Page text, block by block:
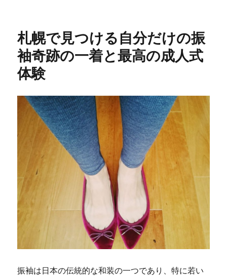
札幌で見つける自分だけの振
袖奇跡の一着と最高の成人式
体験
振袖は日本の伝統的な和装の一つであり、特に若い